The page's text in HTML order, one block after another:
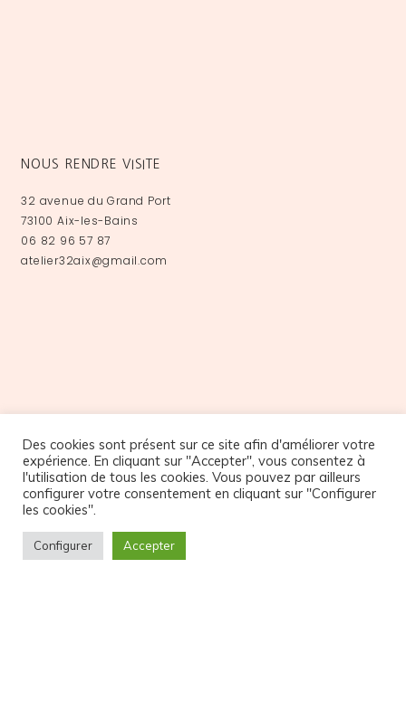
NOUS RENDRE VISITE
32 avenue du Grand Port
73100 Aix-les-Bains
06 82 96 57 87
atelier32aix@gmail.com
NOS PARTENAIRES
Des cookies sont présent sur ce site afin d'améliorer votre
expérience. En cliquant sur "Accepter", vous consentez à
l'utilisation de tous les cookies. Vous pouvez par ailleurs
configurer votre consentement en cliquant sur "Configurer
les cookies".
Configurer Accepter